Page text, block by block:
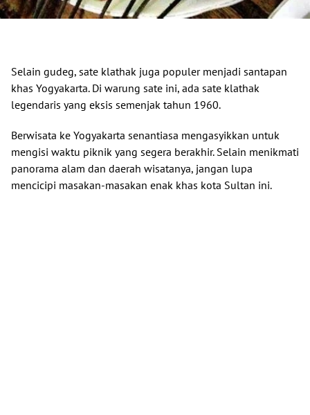
Selain gudeg, sate klathak juga populer menjadi santapan
khas Yogyakarta. Di warung sate ini, ada sate klathak
legendaris yang eksis semenjak tahun 1960.
Berwisata ke Yogyakarta senantiasa mengasyikkan untuk
mengisi waktu piknik yang segera berakhir. Selain menikmati
panorama alam dan daerah wisatanya, jangan lupa
mencicipi masakan-masakan enak khas kota Sultan ini.